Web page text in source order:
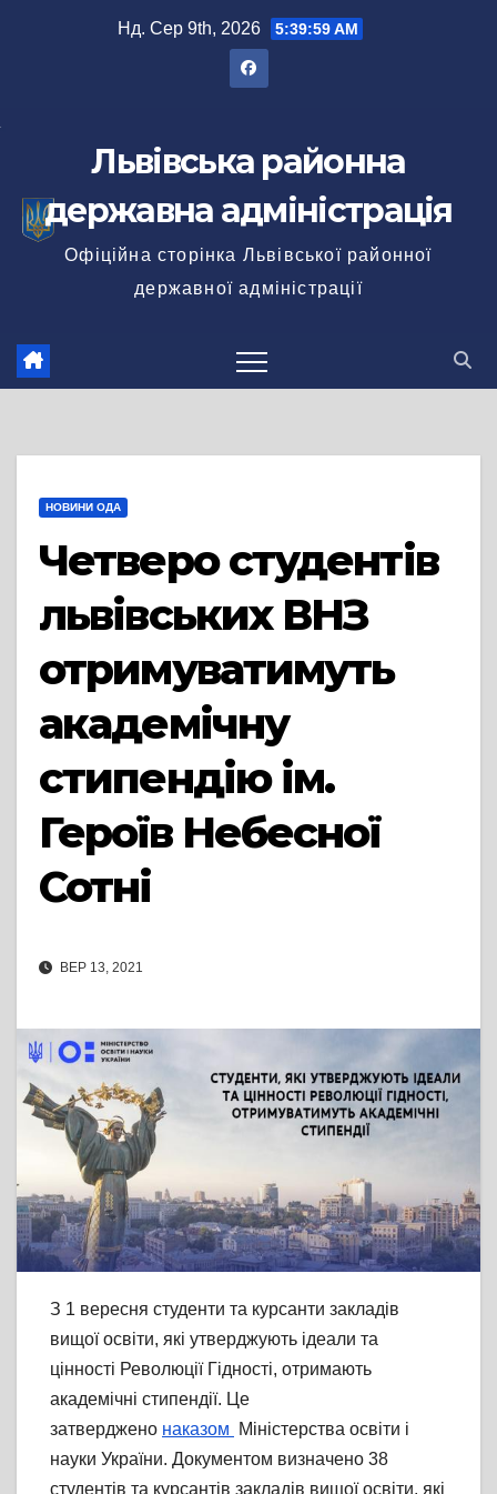
Нд. Сер 9th, 2026 5:39:59 AM
Львівська районна
державна адміністрація
Офіційна сторінка Львівської районної
державної адміністрації
НОВИНИ ОДА
Четверо студентів
львівських ВНЗ
отримуватимуть
академічну
стипендію ім.
Героїв Небесної
Сотні
ВЕР 13, 2021
З 1 вересня студенти та курсанти закладів
вищої освіти, які утверджують ідеали та
цінності Революції Гідності, отримають
академічні стипендії. Це
затверджено наказом
Міністерства освіти і
науки України. Документом визначено 38
студентів та курсантів закладів вищої освіти, які